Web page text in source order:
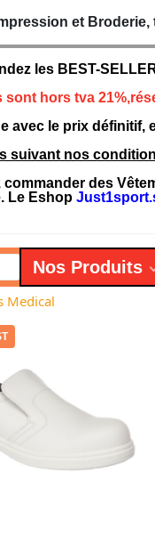
et
les BEST-
sont hors tva
avec le prix
nos
des
Le Eshop
Nos Produits
Medical